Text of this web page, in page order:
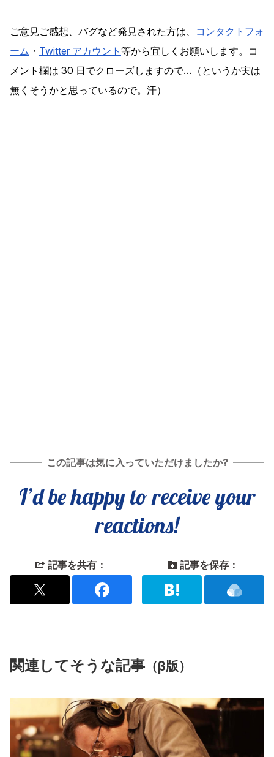
ご意見ご感想、バグなど発見された方は、 コンタクトフォ
ーム ・ Twitter アカウント 等から宜しくお願いします。コ
メント欄は 30 日でクローズしますので…（というか実は
無くそうかと思っているので。汗）
この記事は気に入っていただけましたか?
I’d be happy to receive your
reactions!
記事を共有： 記事を保存：
関連してそうな記事 （β版）